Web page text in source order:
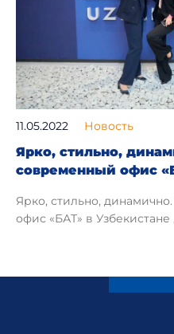
11.05.2022 Новость
Ярко, стильно,
современный офис
Ярко, стильно,
офис «БАТ» в